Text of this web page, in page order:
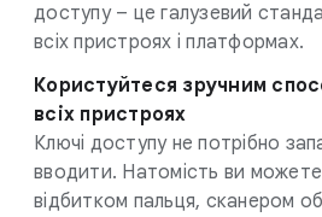
доступу – це галузевий
всіх пристроях і платформах.
Користуйтеся зручним
всіх пристроях
Ключі доступу не потрібно
вводити. Натомість ви
відбитком пальця, сканером